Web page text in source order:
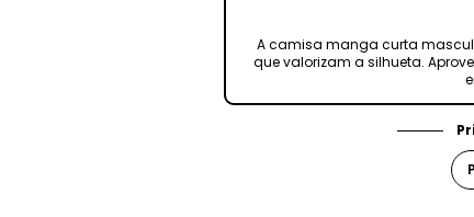
A camisa manga curta
que valorizam a silhueta.
P